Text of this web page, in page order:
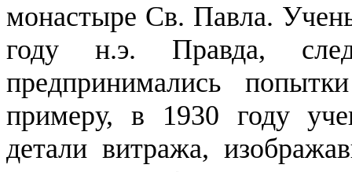
монастыре Св. Павла.
году н.э. Правда,
предпринимались
примеру, в 1930 году
детали витража,